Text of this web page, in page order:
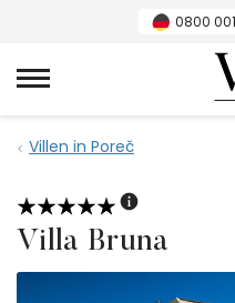
0800
Villen in Poreč
Villa Bruna